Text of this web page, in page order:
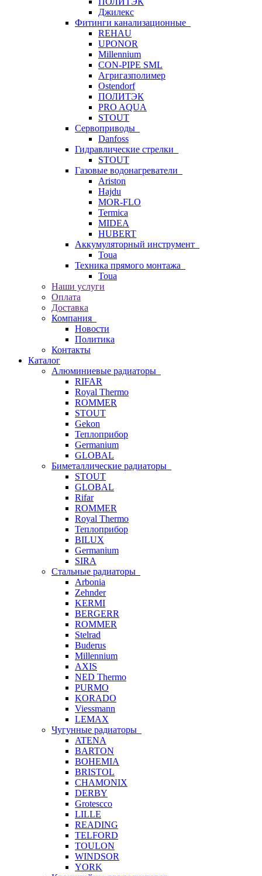
Джилекс
Фитинги канализационные
REHAU
UPONOR
Millennium
CON-PIPE SML
Агригазполимер
Ostendorf
ПОЛИТЭК
PRO AQUA
STOUT
Сервоприводы
Danfoss
Гидравлические стрелки
STOUT
Газовые водонагреватели
Ariston
Hajdu
MOR-FLO
Termica
MIDEA
HUBERT
Аккумуляторный инструмент
Toua
Техника прямого монтажа
Toua
Наши услуги
Оплата
Доставка
Компания
Новости
Политика
Контакты
Каталог
Алюминиевые радиаторы
RIFAR
Royal Thermo
ROMMER
STOUT
Gekon
Теплоприбор
Germanium
GLOBAL
Биметаллические радиаторы
STOUT
GLOBAL
Rifar
ROMMER
Royal Thermo
Теплоприбор
BILUX
Germanium
SIRA
Стальные радиаторы
Arbonia
Zehnder
KERMI
BERGERR
ROMMER
Stelrad
Buderus
Millennium
AXIS
NED Thermo
PURMO
KORADO
Viessmann
LEMAX
Чугунные радиаторы
ATENA
BARTON
BOHEMIA
BRISTOL
CHAMONIX
DERBY
Grotescco
LILLE
READING
TELFORD
TOULON
WINDSOR
YORK